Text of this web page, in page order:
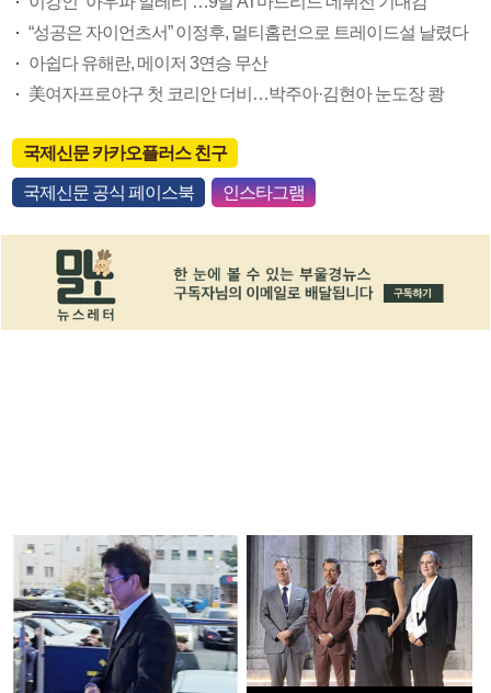
“성공은 자이언츠서” 이정후, 멀티홈런으로 트레이드설 날렸다
아쉽다 유해란, 메이저 3연승 무산
美여자프로야구 첫 코리안 더비…박주아·김현아 눈도장 쾅
국제신문 카카오플러스 친구
국제신문 공식 페이스북 인스타그램